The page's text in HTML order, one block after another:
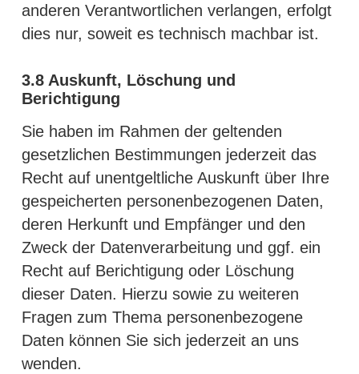
anderen Verantwortlichen verlangen, erfolgt
dies nur, soweit es technisch machbar ist.
3.8 Auskunft, Löschung und
Berichtigung
Sie haben im Rahmen der geltenden
gesetzlichen Bestimmungen jederzeit das
Recht auf unentgeltliche Auskunft über Ihre
gespeicherten personenbezogenen Daten,
deren Herkunft und Empfänger und den
Zweck der Datenverarbeitung und ggf. ein
Recht auf Berichtigung oder Löschung
dieser Daten. Hierzu sowie zu weiteren
Fragen zum Thema personenbezogene
Daten können Sie sich jederzeit an uns
wenden.